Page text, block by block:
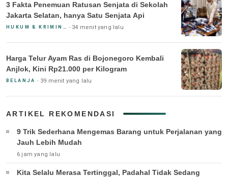
3 Fakta Penemuan Ratusan Senjata di Sekolah
Jakarta Selatan, hanya Satu Senjata Api
HUKUM & KRIMINAL 34 menit yang lalu
Harga Telur Ayam Ras di Bojonegoro Kembali
Anjlok, Kini Rp21.000 per Kilogram
BELANJA 39 menit yang lalu
ARTIKEL REKOMENDASI
9 Trik Sederhana Mengemas Barang untuk Perjalanan yang
Jauh Lebih Mudah
6 jam yang lalu
Kita Selalu Merasa Tertinggal, Padahal Tidak Sedang